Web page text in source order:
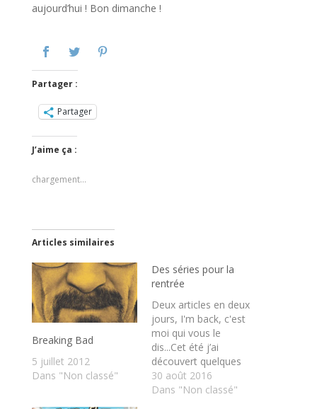
aujourd’hui ! Bon dimanche !
Partager :
Partager
J’aime ça :
chargement…
Articles similaires
Breaking Bad
5 juillet 2012
Dans "Non classé"
Des séries pour la
rentrée
Deux articles en deux
jours, I'm back, c'est
moi qui vous le
dis...Cet été j’ai
découvert quelques
séries qui m’ont bien
plu, les voici donc :
30 août 2016
Dans "Non classé"